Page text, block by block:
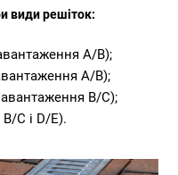
види решіток:
A/B);
A/B);
B/C);
C і D/E).